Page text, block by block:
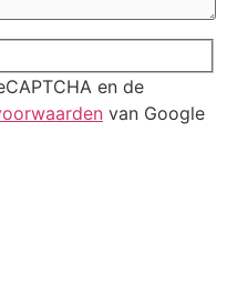
en de
van Google